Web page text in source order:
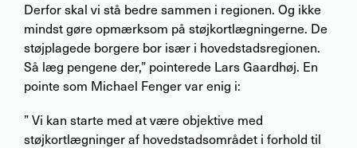
Derfor skal vi stå bedre sammen i regionen. Og ikke
mindst gøre opmærksom på støjkortlægningerne. De
støjplagede borgere bor især i hovedstadsregionen.
Så læg pengene der,” pointerede Lars Gaardhøj. En
pointe som Michael Fenger var enig i:
” Vi kan starte med at være objektive med
støjkortlægninger af hovedstadsområdet i forhold til